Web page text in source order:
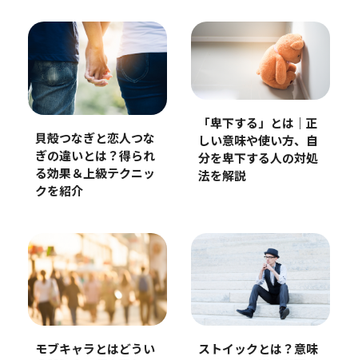
貝殻つなぎと恋人つな
ぎの違いとは？得られ
る効果＆上級テクニッ
クを紹介
「卑下する」とは｜正
しい意味や使い方、自
分を卑下する人の対処
法を解説
モブキャラとはどうい
ストイックとは？意味